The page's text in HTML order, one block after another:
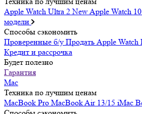
Apple Watch Ultra 2NewApple Watch 10
модели
Способы сэкономить
Проверенные б/у Продать Apple Watch
Кредит и рассрочка
Будет полезно
Гарантия
Mac
Техника по лучшим ценам
MacBook Pro MacBook Air 13/15 iMac